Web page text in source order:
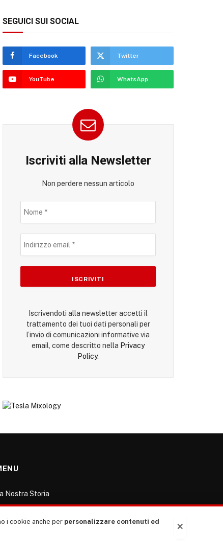
SEGUICI SUI SOCIAL
Facebook Twitter
YouTube WhatsApp
Iscriviti alla Newsletter
Non perdere nessun articolo
Iscrivendoti alla newsletter accetti il
trattamento dei tuoi dati personali per
l’invio di comunicazioni informative via
email, come descritto nella Privacy
Policy.
Nostra Storia
×
i cookie anche per personalizzare contenuti ed